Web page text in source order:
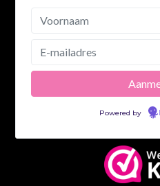
Powered by